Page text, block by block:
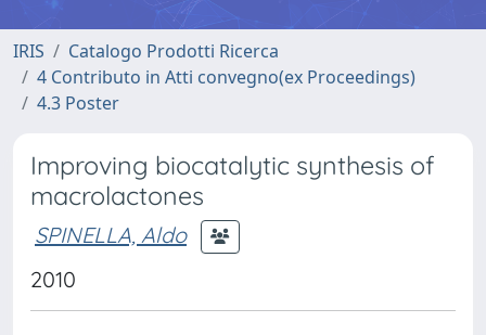
IRIS
Catalogo Prodotti Ricerca
4 Contributo in Atti convegno(ex Proceedings)
4.3 Poster
Improving biocatalytic synthesis of
macrolactones
SPINELLA, Aldo
2010